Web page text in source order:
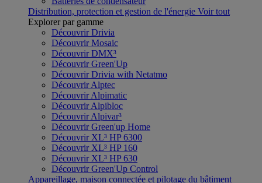
Distribution, protection et gestion de l'énergie Voir tout
Explorer par gamme
Découvrir Drivia
Découvrir Mosaic
Découvrir DMX³
Découvrir Green'Up
Découvrir Drivia with Netatmo
Découvrir Alptec
Découvrir Alpimatic
Découvrir Alpibloc
Découvrir Alpivar³
Découvrir Green'up Home
Découvrir XL³ HP 6300
Découvrir XL³ HP 160
Découvrir XL³ HP 630
Découvrir Green'Up Control
Appareillage, maison connectée et pilotage du bâtiment